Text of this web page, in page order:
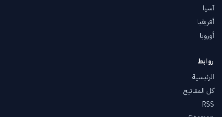
آسيا
أفريقيا
أوروبا
روابط
الرئيسية
كل المفاتيح
RSS